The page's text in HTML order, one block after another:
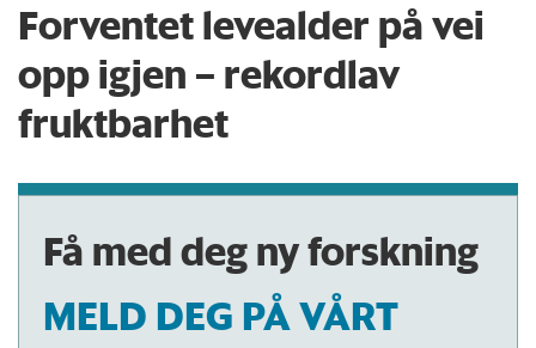
Forventet levealder på vei
opp igjen – rekordlav
fruktbarhet
Få med deg ny forskning
MELD DEG PÅ VÅRT